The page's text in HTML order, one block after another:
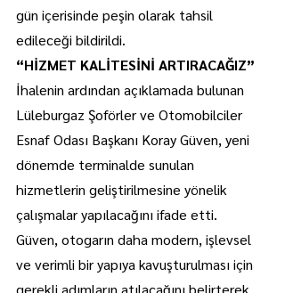
gün içerisinde peşin olarak tahsil
edileceği bildirildi.
“HİZMET KALİTESİNİ ARTIRACAĞIZ”
İhalenin ardından açıklamada bulunan
Lüleburgaz Şoförler ve Otomobilciler
Esnaf Odası Başkanı Koray Güven, yeni
dönemde terminalde sunulan
hizmetlerin geliştirilmesine yönelik
çalışmalar yapılacağını ifade etti.
Güven, otogarın daha modern, işlevsel
ve verimli bir yapıya kavuşturulması için
gerekli adımların atılacağını belirterek,